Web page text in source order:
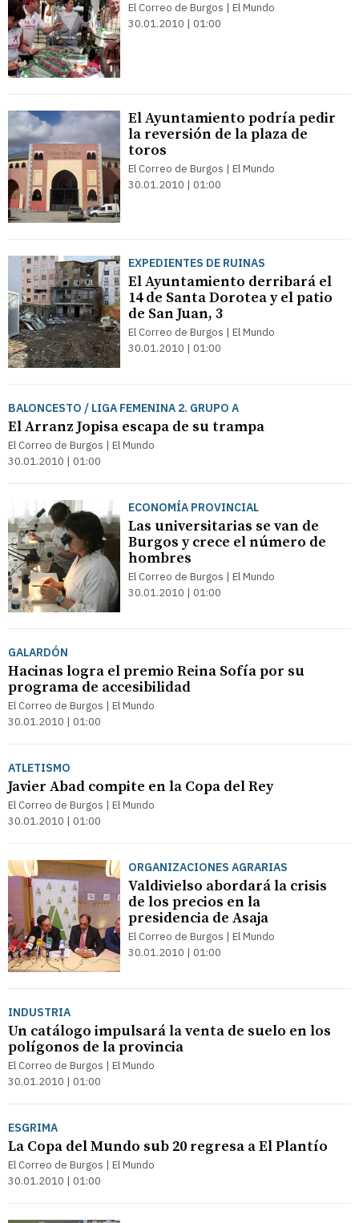
El Correo de Burgos | El Mundo
30.01.2010 | 01:00
El Ayuntamiento podría pedir
la reversión de la plaza de
toros
El Correo de Burgos | El Mundo
30.01.2010 | 01:00
EXPEDIENTES DE RUINAS
El Ayuntamiento derribará el
14 de Santa Dorotea y el patio
de San Juan, 3
El Correo de Burgos | El Mundo
30.01.2010 | 01:00
BALONCESTO / LIGA FEMENINA 2. GRUPO A
El Arranz Jopisa escapa de su trampa
El Correo de Burgos | El Mundo
30.01.2010 | 01:00
ECONOMÍA PROVINCIAL
Las universitarias se van de
Burgos y crece el número de
hombres
El Correo de Burgos | El Mundo
30.01.2010 | 01:00
GALARDÓN
Hacinas logra el premio Reina Sofía por su
programa de accesibilidad
El Correo de Burgos | El Mundo
30.01.2010 | 01:00
ATLETISMO
Javier Abad compite en la Copa del Rey
El Correo de Burgos | El Mundo
30.01.2010 | 01:00
ORGANIZACIONES AGRARIAS
Valdivielso abordará la crisis
de los precios en la
presidencia de Asaja
El Correo de Burgos | El Mundo
30.01.2010 | 01:00
INDUSTRIA
Un catálogo impulsará la venta de suelo en los
polígonos de la provincia
El Correo de Burgos | El Mundo
30.01.2010 | 01:00
ESGRIMA
La Copa del Mundo sub 20 regresa a El Plantío
El Correo de Burgos | El Mundo
30.01.2010 | 01:00